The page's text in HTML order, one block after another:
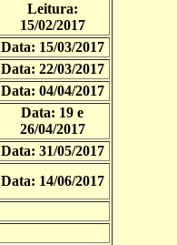
Leitura:
15/02/2017
Data: 15/03/2017
Data: 22/03/2017
Data: 04/04/2017
Data: 19 e
26/04/2017
Data: 31/05/2017
Data: 14/06/2017